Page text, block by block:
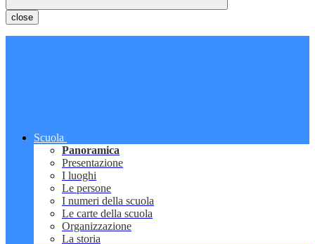
close
Scuola
Panoramica
Presentazione
I luoghi
Le persone
I numeri della scuola
Le carte della scuola
Organizzazione
La storia